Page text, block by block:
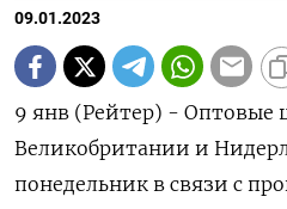
09.01.2023
9 янв (Рейтер) - Оптовые
Великобритании и
понедельник в связи с